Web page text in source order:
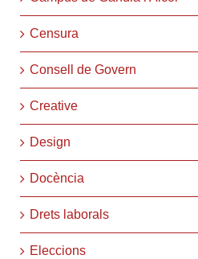
Censura
Consell de Govern
Creative
Design
Docència
Drets laborals
Eleccions